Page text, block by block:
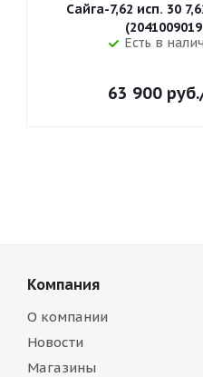
Сайга-7,62 исп. 30
Есть в
63 900 руб.
Компания
О компании
Новости
Магазины